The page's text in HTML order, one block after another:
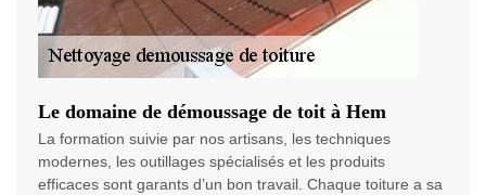
Le domaine de démoussage de toit à Hem
La formation suivie par nos artisans, les techniques
modernes, les outillages spécialisés et les produits
efficaces sont garants d’un bon travail. Chaque toiture a sa